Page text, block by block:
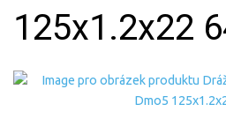
125x1.2x22